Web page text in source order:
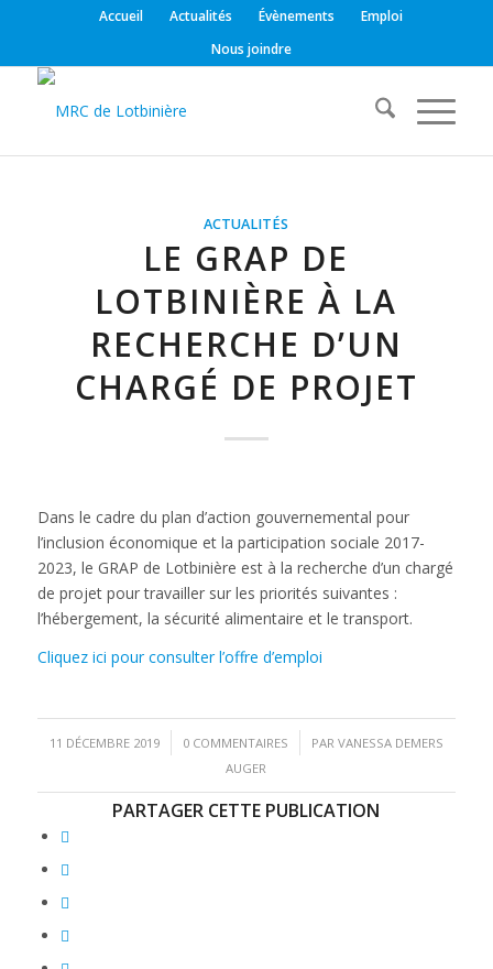
Accueil Actualités Évènements
Emploi
Nous joindre
ACTUALITÉS
LE GRAP DE
LOTBINIÈRE À LA
RECHERCHE D’UN
CHARGÉ DE PROJET
Dans le cadre du plan d’action gouvernemental pour
l’inclusion économique et la participation sociale 2017-
2023, le GRAP de Lotbinière est à la recherche d’un chargé
de projet pour travailler sur les priorités suivantes :
l’hébergement, la sécurité alimentaire et le transport.
Cliquez ici pour consulter l’offre d’emploi
11 DÉCEMBRE 2019
/ 0 COMMENTAIRES
/ PAR VANESSA DEMERS
AUGER
PARTAGER CETTE PUBLICATION